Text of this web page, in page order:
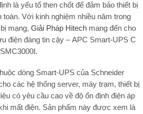
là yếu tố then chốt để đảm bảo thiết bị
toàn. Với kinh nghiệm nhiều năm trong
mạng, Giải Pháp Hitech mang đến cho
điện đáng tin cậy –APC Smart-UPS C
.
dòng Smart-UPS của Schneider
các hệ thống server, máy trạm, thiết bị
có yêu cầu cao về độ ổn định điện áp
mất điện. Sản phẩm này được xem là